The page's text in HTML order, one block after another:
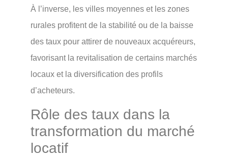
À l’inverse, les villes moyennes et les zones
rurales profitent de la stabilité ou de la baisse
des taux pour attirer de nouveaux acquéreurs,
favorisant la revitalisation de certains marchés
locaux et la diversification des profils
d’acheteurs.
Rôle des taux dans la
transformation du marché
locatif